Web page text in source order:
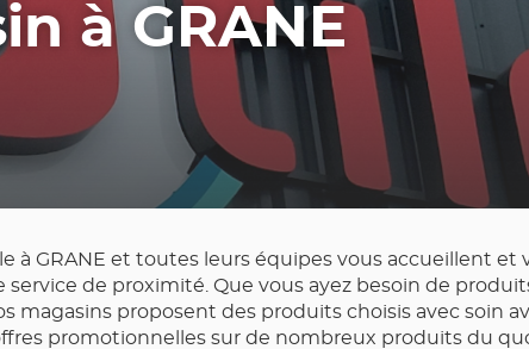
à GRANE
à GRANE et toutes leurs équipes vous accueillent et
service de proximité. Que vous ayez besoin de
magasins proposent des produits choisis avec soin
promotionnelles sur de nombreux produits du